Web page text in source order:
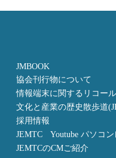
JMBOOK
協会刊行物について
情報端末に関するリコー
文化と産業の歴史散歩道
採用情報
JEMTC Youtube パソコン
JEMTCのCMご紹介